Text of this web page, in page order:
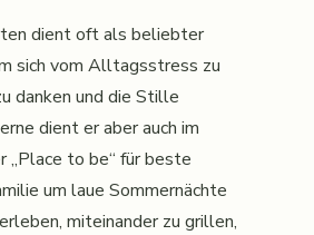
dient oft als beliebter
sich vom Alltagsstress zu
danken und die Stille
dient er aber auch im
„Place to be“ für beste
um laue Sommernächte
miteinander zu grillen,